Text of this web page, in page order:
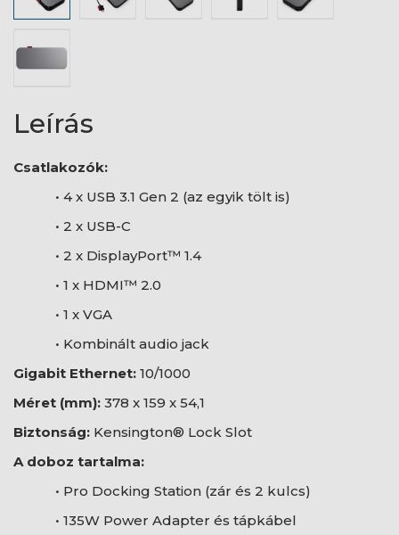
Leírás
Csatlakozók:
• 4 x USB 3.1 Gen 2 (az egyik tölt is)
• 2 x USB-C
• 2 x DisplayPort™ 1.4
• 1 x HDMI™ 2.0
• 1 x VGA
• Kombinált audio jack
Gigabit Ethernet: 10/1000
Méret (mm): 378 x 159 x 54,1
Biztonság: Kensington® Lock Slot
A doboz tartalma:
• Pro Docking Station (zár és 2 kulcs)
• 135W Power Adapter és tápkábel